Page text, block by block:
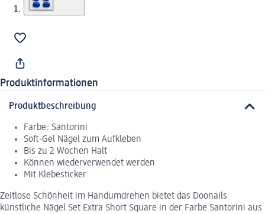
Produktinformationen
Produktbeschreibung
Farbe: Santorini
Soft-Gel Nägel zum Aufkleben
Bis zu 2 Wochen Halt
Können wiederverwendet werden
Mit Klebesticker
Zeitlose Schönheit im Handumdrehen bietet das Doonails
künstliche Nägel Set Extra Short Square in der Farbe Santorini aus